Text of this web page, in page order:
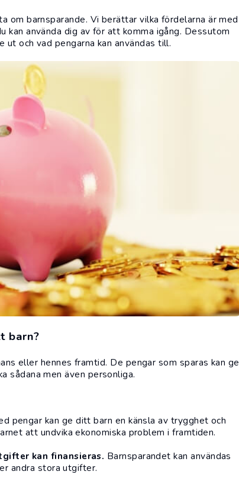
om barnsparande. Vi berättar vilka fördelarna är med
använda dig av för att komma igång. Dessutom
och vad pengarna kan användas till.
barn?
eller hennes framtid. De pengar som sparas kan ge
sådana men även personliga.
pengar kan ge ditt barn en känsla av trygghet och
att undvika ekonomiska problem i framtiden.
kan finansieras. Barnsparandet kan användas
andra stora utgifter.